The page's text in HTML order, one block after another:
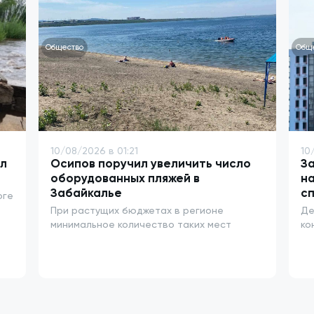
Общество
10/08/2026 в 01:21
Осипов поручил увеличить число
оборудованных пляжей в
Забайкалье
При растущих бюджетах в регионе
минимальное количество таких мест